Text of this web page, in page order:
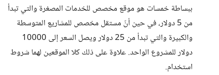
ببساطة خمسات هو موقع مخصص للخدمات المصغرة والتي تبدأ
من 5 دولار، في حين أنّ مستقل مخصص للمشاريع المتوسطة
والكبيرة والتي تبدأ من 25 دولار ويصل السعر إلى 10000
دولار للمشروع الواحد. علاوة على ذلك كلا الموقعين لهما شروط
استخدام.